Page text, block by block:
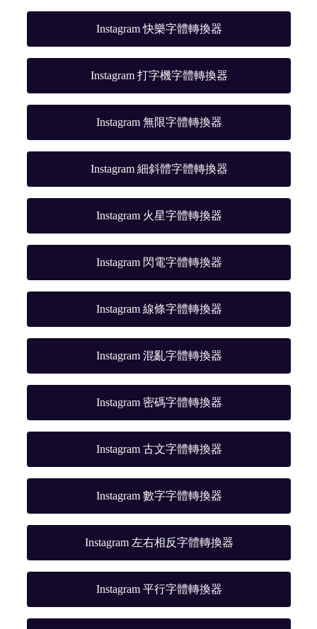
Instagram 快樂字體轉換器
Instagram 打字機字體轉換器
Instagram 無限字體轉換器
Instagram 細斜體字體轉換器
Instagram 火星字體轉換器
Instagram 閃電字體轉換器
Instagram 線條字體轉換器
Instagram 混亂字體轉換器
Instagram 密碼字體轉換器
Instagram 古文字體轉換器
Instagram 數字字體轉換器
Instagram 左右相反字體轉換器
Instagram 平行字體轉換器